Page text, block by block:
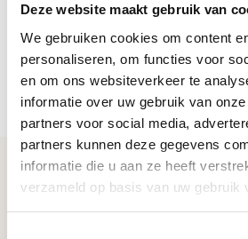
Deze website maakt gebruik van
We gebruiken cookies om content
personaliseren, om functies voor
en om ons websiteverkeer te
informatie over uw gebruik van
partners voor social media,
partners kunnen deze gegevens
informatie die u aan ze heeft
verzameld op basis van uw gebruik
Nog niet helemaal zeker?
Onze klantenservice
helpt je graag
Je kunt ook direct antwoord krijgen via
dagelijks tussen 08:00 en 22:00 uur
Terug naar Kleur, Glas & Materiaal
Handig om te
Opdekdeuren opmeten